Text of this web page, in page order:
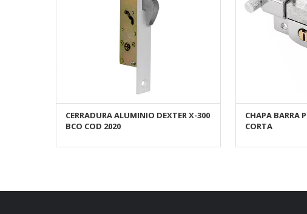
AÑADIR AL CARRITO
CERRADURA ALUMINIO DEXTER X-300
BCO COD 2020
CHAPA BARRA
CORTA